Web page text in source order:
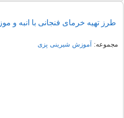
طرز تهیه خرمای فنجانی با انبه و موز
مجموعه: آموزش شیرینی پزی